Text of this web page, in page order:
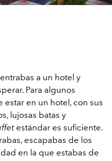
a un hotel y
Para algunos
estar en un hotel, con sus
lujosas batas y
estándar es suficiente.
escapabas de los
en la que estabas de